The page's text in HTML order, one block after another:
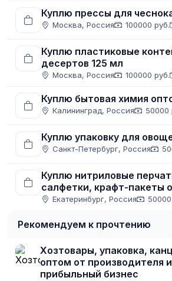
Куплю прессы для
Москва, Россия 100000 руб.
Куплю пластиковые
десертов 125 мл
Москва, Россия 100000 руб.
Куплю бытовая химия
Калининград, Россия 50000
Куплю упаковку для
Санкт-Петербург, Россия
Куплю нитриловые
салфетки, крафт-пакеты
Екатеринбург, Россия
Рекомендуем к прочтению
Хозтовары, упаковка,
оптом от производителя
прибыльный бизнес